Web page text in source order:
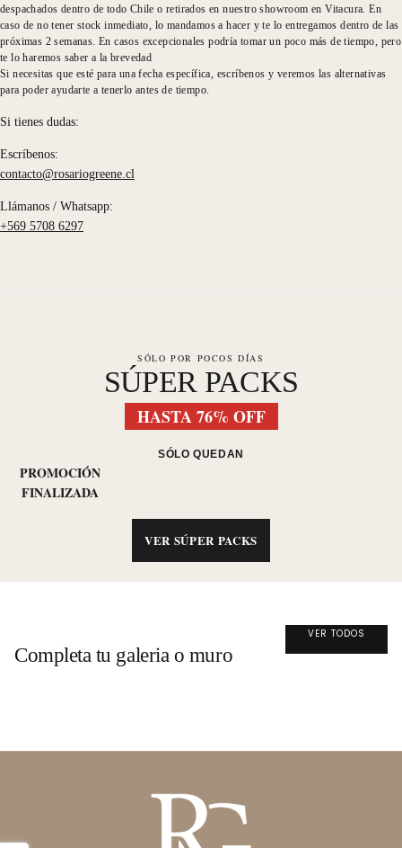
despachados dentro de todo Chile o retirados en nuestro showroom en Vitacura. En
caso de no tener stock inmediato, lo mandamos a hacer y te lo entregamos dentro de las
próximas 2 semanas. En casos excepcionales podría tomar un poco más de tiempo, pero
te lo haremos saber a la brevedad
Si necesitas que esté para una fecha específica, escríbenos y veremos las alternativas
para poder ayudarte a tenerlo antes de tiempo.
Si tienes dudas:
Escríbenos:
contacto@rosariogreene.cl
Llámanos / Whatsapp:
+569 5708 6297
SÓLO POR POCOS DÍAS
SÚPER PACKS
HASTA 76% OFF
SÓLO QUEDAN
PROMOCIÓN
FINALIZADA
VER SÚPER PACKS
Completa tu galeria o muro
VER TODOS